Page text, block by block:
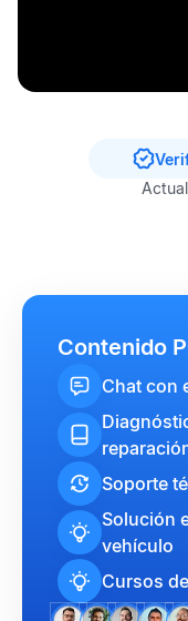
Contenido
Chat con
Soporte
Solución
vehículo
Cursos